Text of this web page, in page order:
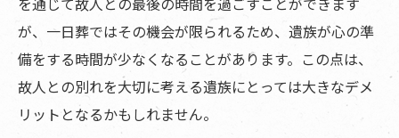
が、一日葬ではその機会が限られるため、遺族が心の準
備をする時間が少なくなることがあります。この点は、
故人との別れを大切に考える遺族にとっては大きなデメ
リットとなるかもしれません。